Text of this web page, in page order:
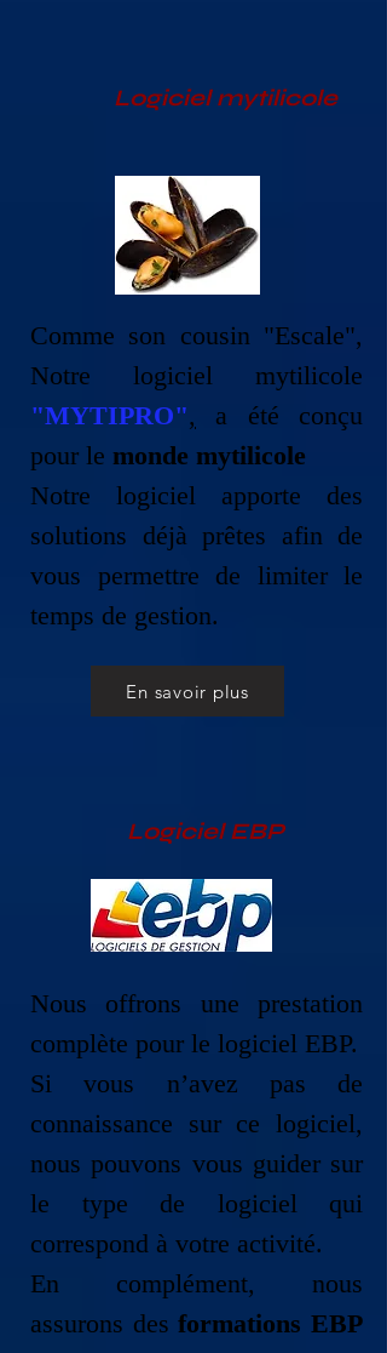
​Logiciel mytilicole
Comme son cousin "Escale",
Notre logiciel mytilicole
"MYTIPRO", a été conçu
pour le monde mytilicole
Notre logiciel apporte des
solutions déjà prêtes afin de
vous permettre de limiter le
temps de gestion.
En savoir plus
Logiciel EBP
Nous offrons une prestation
complète pour le logiciel EBP.
Si vous n’avez pas de
connaissance sur ce logiciel,
nous pouvons vous guider sur
le type de logiciel qui
correspond à votre activité.
​En complément, nous
assurons desformations EBP